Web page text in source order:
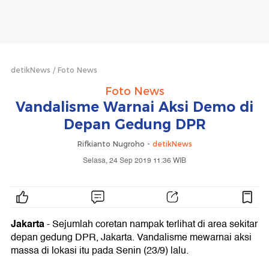
detikNews Foto News
Foto News
Vandalisme Warnai Aksi Demo di
Depan Gedung DPR
Rifkianto Nugroho - detikNews
Selasa, 24 Sep 2019 11:36 WIB
Jakarta- Sejumlah coretan nampak terlihat di area sekitar
depan gedung DPR, Jakarta. Vandalisme mewarnai aksi
massa di lokasi itu pada Senin (23/9) lalu.